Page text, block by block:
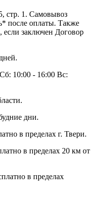
стр. 1. Самовывоз
после оплаты. Также
если заключен Договор
Сб: 10:00 - 16:00 Вс:
дни.
в пределах г. Твери.
в пределах 20 км от
в пределах